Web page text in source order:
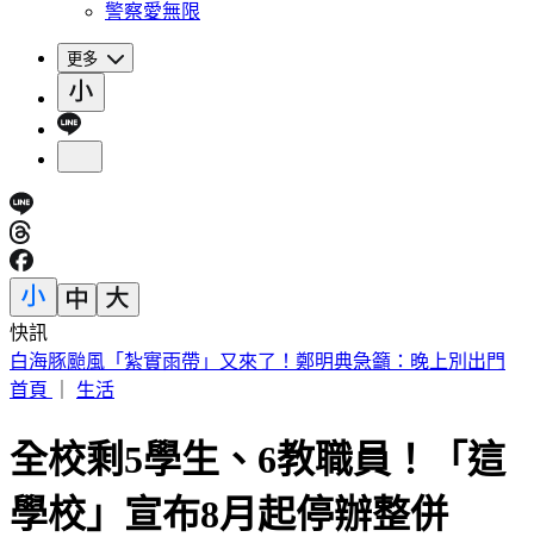
警察愛無限
更多
快訊
別只看台積電！ 外媒點名「2檔AI設備股」快上車
首頁
生活
全校剩5學生、6教職員！「這
學校」宣布8月起停辦整併